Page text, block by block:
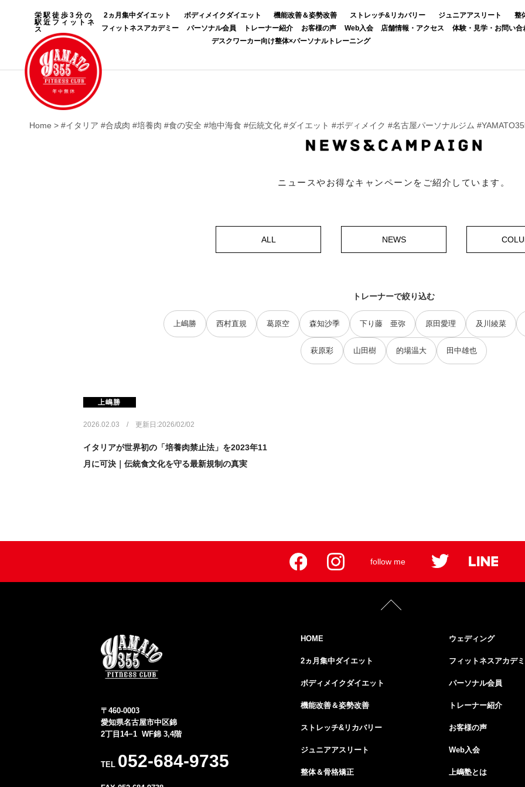
栄駅徒歩3分の
駅近フィットネ
ス
2ヵ月集中ダイエット ボディメイクダイエット 機能改善＆姿勢改善 ストレッチ&リカバリー ジュニアアスリート 整
フィットネスアカデミー
パーソナル会員 トレーナー紹介 お客様の声 Web入会 店舗情報・アクセス 体験・見学・お問い合
デスクワーカー向け整体×パーソナルトレーニング
Home > #イタリア #合成肉 #培養肉 #食の安全 #地中海食 #伝統文化 #ダイエット #ボディメイク #名古屋パーソナルジム
ニュースやお得なキャンペーンをご紹介しています。
ALL NEWS
トレーナーで絞り込む
上嶋勝 西村直規 葛原空 森知沙季 下り藤 亜弥 原田愛理 及川綾菜
萩原彩 山田樹 的場温大 田中雄也
上嶋勝
2026.02.03 / 更新日:2026/02/02
イタリアが世界初の「培養肉禁止法」を2023年11
月に可決｜伝統食文化を守る最新規制の真実 ​
follow me
〒460-0003
愛知県名古屋市中区錦
2丁目14−1 WF錦 3,4階
TEL 052-684-9735
HOME
2ヵ月集中ダイエット
ボディメイクダイエット
機能改善＆姿勢改善
ストレッチ&リカバリー
ジュニアアスリート
整体＆骨格矯正
ウェディング
フィットネスアカデ
パーソナル会員
トレーナー紹介
お客様の声
Web入会
上嶋塾とは